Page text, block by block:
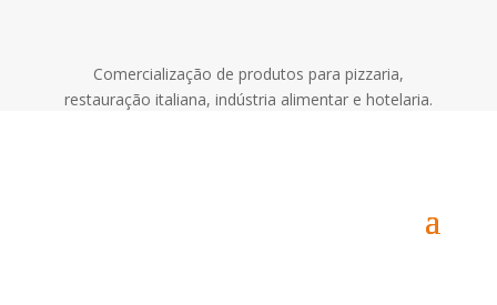
Comercialização de produtos para pizzaria,
restauração italiana, indústria alimentar e hotelaria.